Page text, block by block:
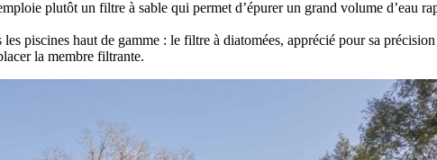
plutôt un filtre à sable qui permet d’épurer un grand volume d’eau
piscines haut de gamme : le filtre à diatomées, apprécié pour sa
la membre filtrante.